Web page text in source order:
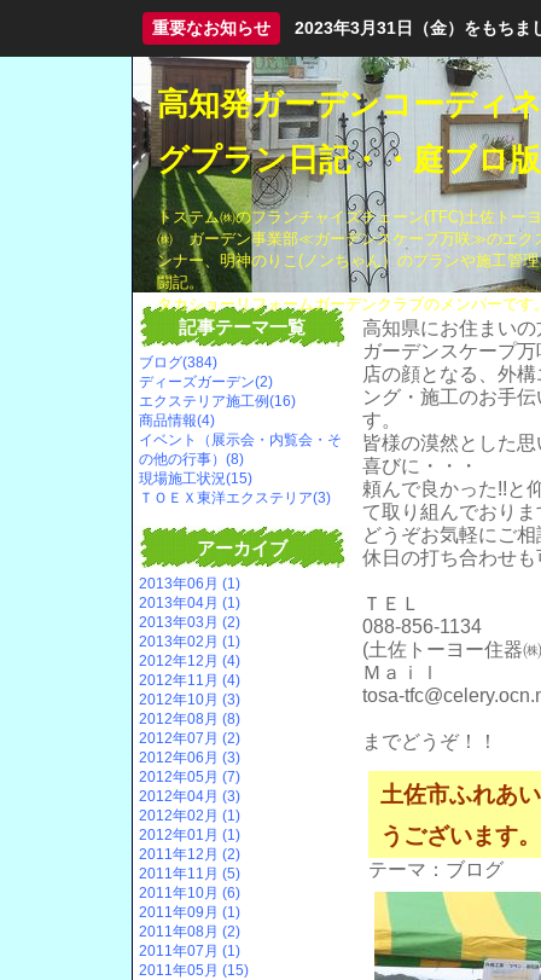
重要なお知らせ 2023年3月31日（金）をもちま
高知発ガーデンコーディ
グプラン日記・・庭ブロ版
トステム㈱のフランチャイズチェーン(TFC)土佐トー
㈱ ガーデン事業部≪ガーデンスケープ万咲≫のエク
ンナー、明神のりこ(ノンちゃん）のプランや施工管
闘記。
タカショーリフォームガーデンクラブのメンバーです
高知県にお住まいの
ガーデンスケープ
店の顔となる、外
ング・施工のお手
す。
皆様の漠然とした思
喜びに・・・
頼んで良かった!!と
て取り組んでおりま
どうぞお気軽にご
休日の打ち合わせ
ＴＥＬ
088-856-1134
(土佐トーヨー住器
Ｍａｉｌ
tosa-
までどうぞ！！
土佐市ふれあ
うございます。
テーマ： ブログ
記事テーマ一覧
ブログ(384)
ディーズガーデン(2)
エクステリア施工例(16)
商品情報(4)
イベント（展示会・内覧会・そ
の他の行事）(8)
現場施工状況(15)
ＴＯＥＸ東洋エクステリア(3)
アーカイブ
2013年06月 (1)
2013年04月 (1)
2013年03月 (2)
2013年02月 (1)
2012年12月 (4)
2012年11月 (4)
2012年10月 (3)
2012年08月 (8)
2012年07月 (2)
2012年06月 (3)
2012年05月 (7)
2012年04月 (3)
2012年02月 (1)
2012年01月 (1)
2011年12月 (2)
2011年11月 (5)
2011年10月 (6)
2011年09月 (1)
2011年08月 (2)
2011年07月 (1)
2011年05月 (15)